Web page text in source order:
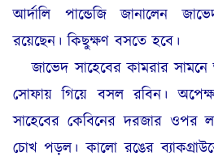
আর্দালি পান্ডেজি জানালেন
রয়েছেন। কিছুক্ষণ বসতে হবে।
জাভেদ সাহেবের কামরার
সোফায় গিয়ে বসল রবিন।
সাহেবের কেবিনের দরজার ওপর
চোখ পড়ল। কালো রঙের